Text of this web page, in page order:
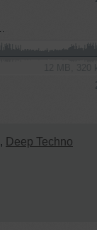
, Deep Techno